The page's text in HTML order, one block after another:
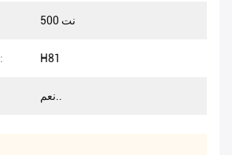
500 نت
اللوحة الرئيسية: H81
نعم..